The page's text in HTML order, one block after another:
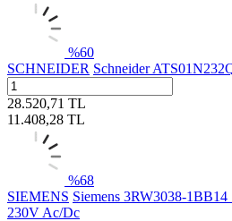
%60
SCHNEIDER Schneider
28.520,71 TL
11.408,28 TL
%68
SIEMENS Siemens 3RW3038-
230V Ac/Dc